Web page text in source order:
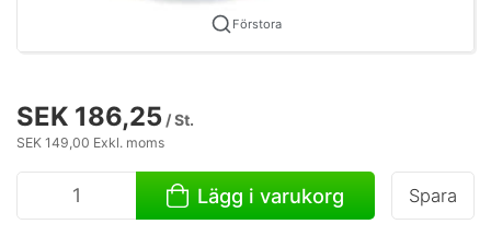
Förstora
SEK 186,25 / St.
SEK 149,00 Exkl. moms
Lägg i varukorg Spara